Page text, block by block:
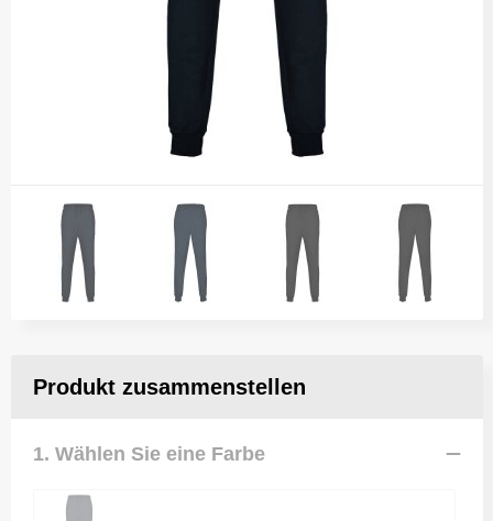
Produkt zusammenstellen
1. Wählen Sie eine Farbe